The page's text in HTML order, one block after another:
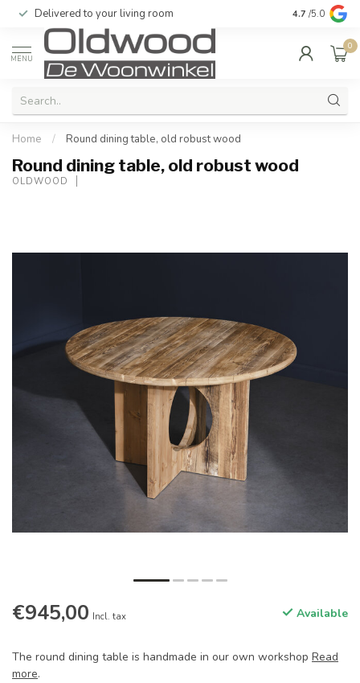
Delivered to your living room Quality &
4.7 /5.0
MENU
0
Home / Round dining table, old robust wood
Round dining table, old robust wood
OLDWOOD
€945,00 Incl. tax Available
The round dining table is handmade in our own workshop Read
more.